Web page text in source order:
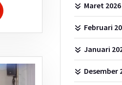
Maret 2026
Februari
Januari
Desember